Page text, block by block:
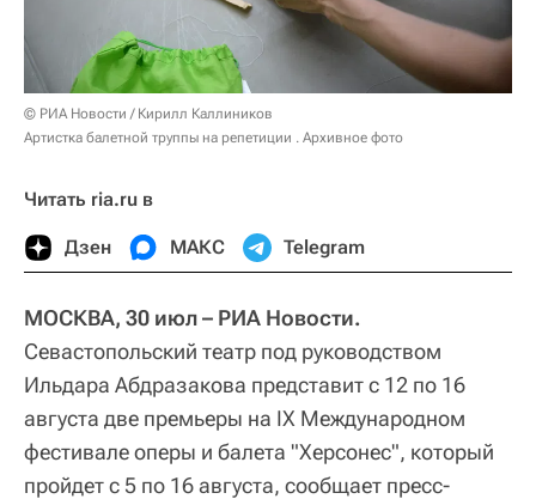
© РИА Новости / Кирилл Каллиников
Артистка балетной труппы на репетиции . Архивное фото
Читать ria.ru в
Дзен МАКС Telegram
МОСКВА, 30 июл – РИА Новости.
Севастопольский театр под руководством
Ильдара Абдразакова представит с 12 по 16
августа две премьеры на IХ Международном
фестивале оперы и балета "Херсонес", который
пройдет с 5 по 16 августа, сообщает пресс-